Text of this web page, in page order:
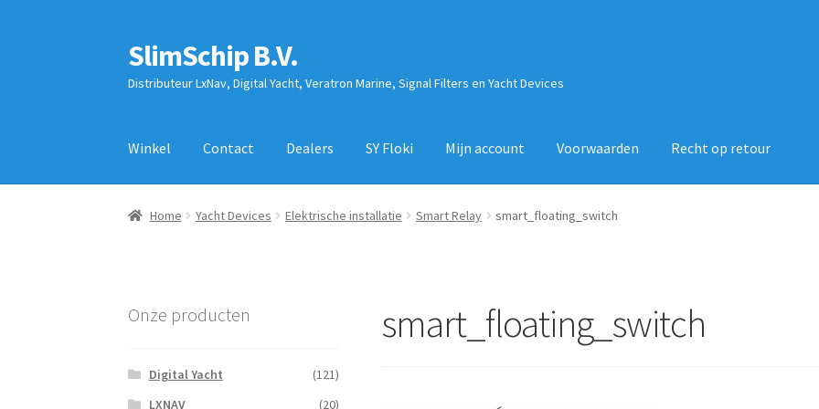
Ga
door
naar
Ga
naar
de
SlimSchip B.V.
Distributeur LxNav, Digital Yacht, Veratron Marine, Signal Filters en Yacht Devices
Winkel Contact Dealers SY Floki Mijn account Voorwaarden Recht op retour
Home Yacht Devices Elektrische installatie Smart Relay smart_floating_switch
smart_floating_switch
Onze producten
Digital Yacht
(121)
LXNAV
(20)